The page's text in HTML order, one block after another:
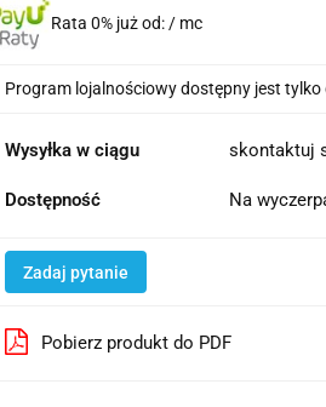
Rata 0% już od: / mc
Program lojalnościowy dostępny jest
Wysyłka w ciągu skontaktuj
Dostępność Na
Zadaj pytanie
Pobierz produkt do PDF